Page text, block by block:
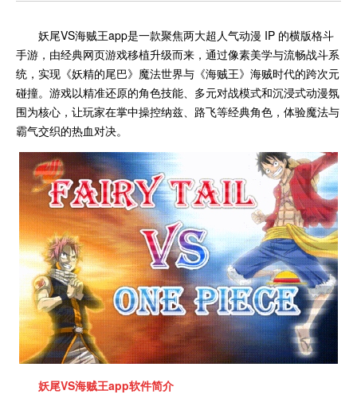
妖尾VS海贼王app是一款聚焦两大超人气动漫 IP 的横版格斗
手游，由经典网页游戏移植升级而来，通过像素美学与流畅战斗系
统，实现《妖精的尾巴》魔法世界与《海贼王》海贼时代的跨次元
碰撞。游戏以精准还原的角色技能、多元对战模式和沉浸式动漫氛
围为核心，让玩家在掌中操控纳兹、路飞等经典角色，体验魔法与
霸气交织的热血对决。
妖尾VS海贼王app软件简介